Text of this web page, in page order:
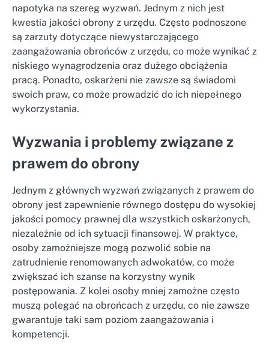
napotyka na szereg wyzwań. Jednym z nich jest
kwestia jakości obrony z urzędu. Często podnoszone
są zarzuty dotyczące niewystarczającego
zaangażowania obrońców z urzędu, co może wynikać z
niskiego wynagrodzenia oraz dużego obciążenia
pracą. Ponadto, oskarżeni nie zawsze są świadomi
swoich praw, co może prowadzić do ich niepełnego
wykorzystania.
Wyzwania i problemy związane z
prawem do obrony
Jednym z głównych wyzwań związanych z prawem do
obrony jest zapewnienie równego dostępu do wysokiej
jakości pomocy prawnej dla wszystkich oskarżonych,
niezależnie od ich sytuacji finansowej. W praktyce,
osoby zamożniejsze mogą pozwolić sobie na
zatrudnienie renomowanych adwokatów, co może
zwiększać ich szanse na korzystny wynik
postępowania. Z kolei osoby mniej zamożne często
muszą polegać na obrońcach z urzędu, co nie zawsze
gwarantuje taki sam poziom zaangażowania i
kompetencji.